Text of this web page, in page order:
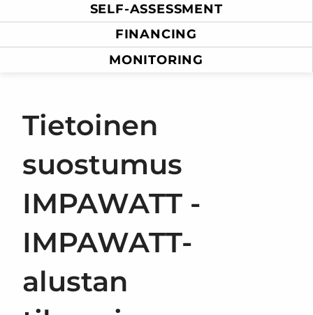
SELF-ASSESSMENT
FINANCING
MONITORING
Tietoinen
suostumus
IMPAWATT -
IMPAWATT-
alustan